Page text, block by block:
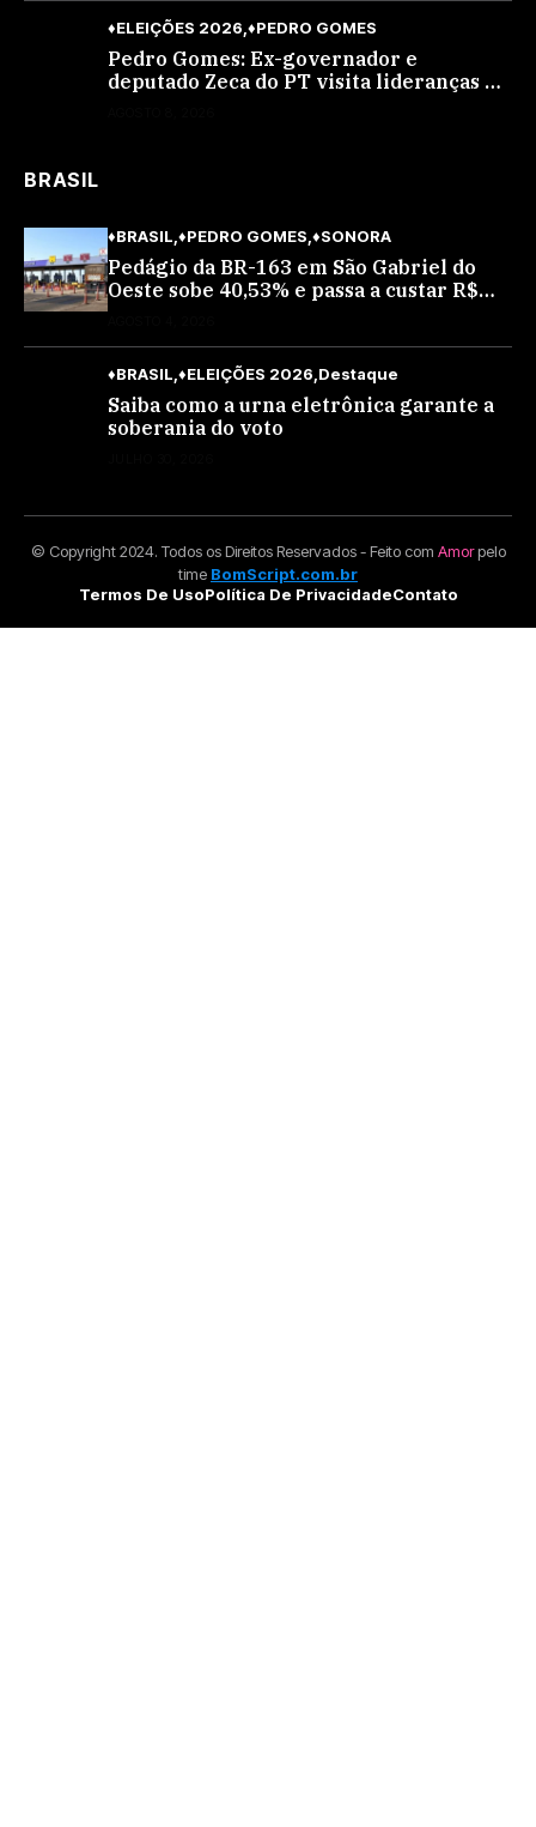
♦ELEIÇÕES 2026 ♦PEDRO GOMES
Pedro Gomes: Ex-governador e
deputado Zeca do PT visita lideranças do
BRASIL
♦BRASIL ♦PEDRO GOMES ♦SONORA
Pedágio da BR-163 em São Gabriel do
Oeste sobe 40,53% e passa a custar R$
♦BRASIL ♦ELEIÇÕES 2026 Destaque
Saiba como a urna eletrônica garante a
soberania do voto
© Copyright 2024. Todos os Direitos Reservados - Feito com Amorpelo
time BomScript.com.br
Termos De UsoPolítica De PrivacidadeContato